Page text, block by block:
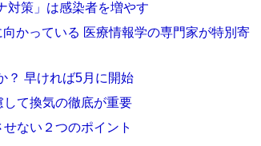
対策」は感染者を増やす
かっている 医療情報学の専門家が特別寄
？ 早ければ5月に開始
て換気の徹底が重要
ない２つのポイント